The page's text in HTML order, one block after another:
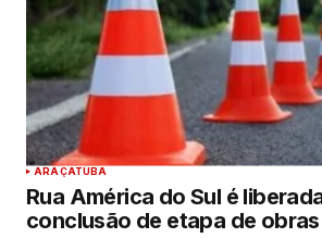
ARAÇATUBA
Rua América do Sul é
conclusão de etapa de obras